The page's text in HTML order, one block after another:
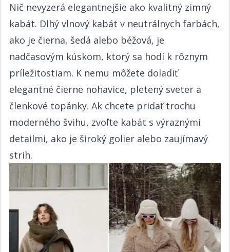
Nič nevyzerá elegantnejšie ako kvalitný zimný
kabát. Dlhý vlnový kabát v neutrálnych farbách,
ako je čierna, šedá alebo béžová, je
nadčasovým kúskom, ktorý sa hodí k rôznym
príležitostiam. K nemu môžete doladiť
elegantné čierne nohavice, pletený sveter a
členkové topánky. Ak chcete pridať trochu
moderného švihu, zvoľte kabát s výraznými
detailmi, ako je široký golier alebo zaujímavý
strih.​​​​‌ ‍ ​‍​‍‌‍ ‌ ​‍‌‍‍‌‌‍‌ ‌‍‍‌‌‍ ‍​‍​‍​ ‍‍​‍​‍‌ ​ ‌‍​‌‌‍ ‍‌‍‍‌‌ ‌​‌ ‍‌​‍ ‍‌‍‍‌‌‍ ​‍​‍​‍ ​​‍​‍‌‍‍​‌ ​‍‌‍‌‌‌‍‌‍​‍​‍​ ‍‍​‍​‍‌‍‍​‌ ‌​‌ ‌​‌ ​​​ ‍‍​‍ ​‍ ‌‍ ​‌‍ ‌‍​ ‌‍​‌‌‍ ​‌‍‍​‌‍ ‌ ​ ‌ ‌​​ ‍‍​ ​ ​ ​​​ ​​​ ​​​‍ ‌ ​ ‌ ‌​‌ ‌‌‌‍‌​‌‍‍‌‌‍ ​‍ ‌‍‍‌‌‍ ‍‌ ‌​‌‍‌‌‌‍ ‍‌ ‌​​‍ ‌‍‌‌‌‍‌​‌‍‍‌‌ ‌​​‍ ‌‍ ‌‌‍ ‌‍‌​‌‍‌‌​ ‌‌ ​​‌ ​‍‌‍‌‌‌ ​ ‌‍‌‌‌‍ ‍‌ ‌​‌‍​‌‌ ‌​‌‍‍‌‌‍ ‌‍ ‍​ ‍ ‌‍‍‌‌‍‌​​ ‌‌ ​​‌‍ ‌ ​ ‌ ‌​​‍ ‌​ ​‍​ ​‌​ ‍​​ ​‍​ ‌ ​ ‍​​ ‍​​ ‍ ‌ ‌​‌ ‍‌‌ ​​‌‍‌‌​ ‌‌ ​​‌‍ ‌ ​ ‌ ‌​​ ‍ ‌ ​​‌‍​‌‌ ‌​‌‍‍​​ ‌‌‍​ ‌‍ ‌‍ ‍‌ ‌​‌‍‌‌‌‍ ‍‌ ‌​​‍‌‌​ ‌‌‌​​‍‌‌ ‌‍‍ ‌‍‌‌‌ ‍‌​‍‌‌​ ​ ‌​‌​​‍‌‌​ ​ ‌​‌​​‍‌‌​ ​‍​ ​‍​ ‌ ‌‍​ ​ ​​​ ‍​​ ‍‌​ ‌‍‌‍​‌​ ‌‌‌‍​ ​ ​‍​ ​‍​ ​ ​‍‌‌​ ​‍​ ​‍​‍‌‌​ ‌‌‌​‌​​‍ ‍‌‍​ ‌‍‍​‌‍‍‌‌‍ ​‌‍‌​‌ ​‍‌‍‌‌‌‍ ‍​‍‌‌​ ‌‌‌​​‍‌‌ ‌‍‍ ‌‍‌‌‌ ‍‌​‍‌‌​ ​ ‌​‌​​‍‌‌​ ​ ‌​‌​​‍‌‌​ ​‍​ ​‍​ ‌ ‌‍​ ​ ​​​ ‍​​ ‍‌​ ‌‍‌‍​‌​ ‌‌‌‍​ ​ ​‍​ ​‍​ ​ ​ ​​​‍‌‌​ ​‍​ ​‍​‍‌‌​ ‌‌‌​‌​​‍ ‍‌ ‌​‌‍‌‌‌ ‍​‌ ‌​​ ‌‍​‍‌‍​‌‌ ​ ‌‍‌‌‌‌‌‌‌ ​‍‌‍ ​​ ‌‌‍‍​‌ ‌​‌ ‌​‌ ​​​‍‌‌​ ​ ‌​​‌​‍‌‌​ ​‍‌​‌‍​‍‌‌​ ​‍‌​‌‍‌‍ ​‌‍ ‌‍​ ‌‍​‌‌‍ ​‌‍‍​‌‍ ‌ ​ ‌ ‌​​‍‌‌​ ​ ‌​​‌​ ​ ​ ​​​ ​​​ ​​​‍‌‌​ ​‍‌​‌‍‌ ​ ‌ ‌​‌ ‌‌‌‍‌​‌‍‍‌‌‍ ​‍‌‍‌‍‍‌‌‍‌​​ ‌‌ ​​‌‍ ‌ ​ ‌ ‌​​‍ ‌​ ​‍​ ​‌​ ‍​​ ​‍​ ‌ ​ ‍​​ ‍​​‍‌‍‌ ‌​‌ ‍‌‌ ​​‌‍‌‌​ ‌‌ ​​‌‍ ‌ ​ ‌ ‌​​‍‌‍‌ ​​‌‍​‌‌ ‌​‌‍‍​​ ‌‌‍​ ‌‍ ‌‍ ‍‌ ‌​‌‍‌‌‌‍ ‍‌ ‌​​‍‌‌​ ‌‌‌​​‍‌‌ ‌‍‍ ‌‍‌‌‌ ‍‌​‍‌‌​ ​ ‌​‌​​‍‌‌​ ​ ‌​‌​​‍‌‌​ ​‍​ ​‍​ ‌ ‌‍​ ​ ​​​ ‍​​ ‍‌​ ‌‍‌‍​‌​ ‌‌‌‍​ ​ ​‍​ ​‍​ ​ ​‍‌‌​ ​‍​ ​‍​‍‌‌​ ‌‌‌​‌​​‍ ‍‌‍​ ‌‍‍​‌‍‍‌‌‍ ​‌‍‌​‌ ​‍‌‍‌‌‌‍ ‍​‍‌‌​ ‌‌‌​​‍‌‌ ‌‍‍ ‌‍‌‌‌ ‍‌​‍‌‌​ ​ ‌​‌​​‍‌‌​ ​ ‌​‌​​‍‌‌​ ​‍​ ​‍​ ‌ ‌‍​ ​ ​​​ ‍​​ ‍‌​ ‌‍‌‍​‌​ ‌‌‌‍​ ​ ​‍​ ​‍​ ​ ​ ​​​‍‌‌​ ​‍​ ​‍​‍‌‌​ ‌‌‌​‌​​‍ ‍‌ ‌​‌‍‌‌‌ ‍​‌ ‌​​‍‌‍‌ ​​‌‍‌‌‌ ​‍‌ ​ ‌ ​​‌‍‌‌‌‍​ ‌ ‌​‌‍‍‌‌ ‌‍‌‍‌‌​ ‌‌ ​​‌ ‌‌‌‍​‍‌‍ ​‌‍‍‌‌ ​ ‌‍‍​‌‍‌‌‌‍‌​​‍​‍‌ ‌